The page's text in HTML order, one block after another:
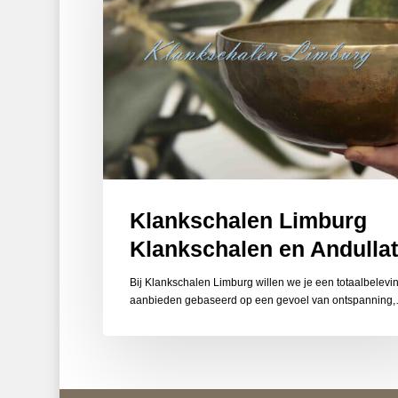
Klankschalen Limburg
Klankschalen en
Bij Klankschalen Limburg willen we je een
aanbieden gebaseerd op een gevoel van